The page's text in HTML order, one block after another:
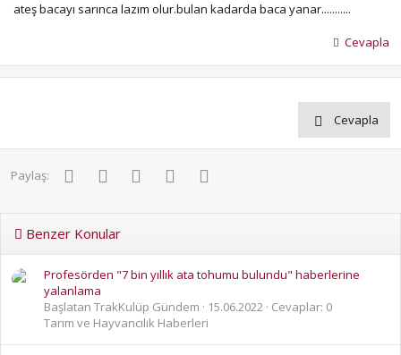
ateş bacayı sarınca lazım olur.bulan kadarda baca yanar...........
Cevapla
Cevapla
Paylaş: FacebookTwitter PinterestWhatsApp
Benzer Konular
Profesörden "7 bin yıllık ata tohumu bulundu" haberlerine
yalanlama
Başlatan TrakKulüp Gündem
15.06.2022 Cevaplar: 0
Tarım ve Hayvancılık Haberleri